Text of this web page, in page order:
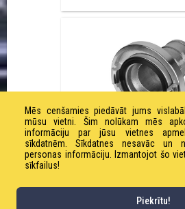
C TIPA STORZ ADAPTERI
STOBRAM
Mēs cenšamies piedāvāt jums
mūsu vietni. Šim nolūkam mēs
informāciju par jūsu vietnes
sīkdatnēm. Sīkdatnes nesavāc un
personas informāciju. Izmantojot šo
sīkfailus!
Piekrītu!